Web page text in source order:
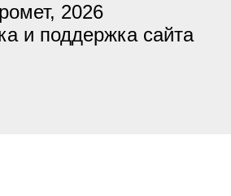
2026
и поддержка сайта